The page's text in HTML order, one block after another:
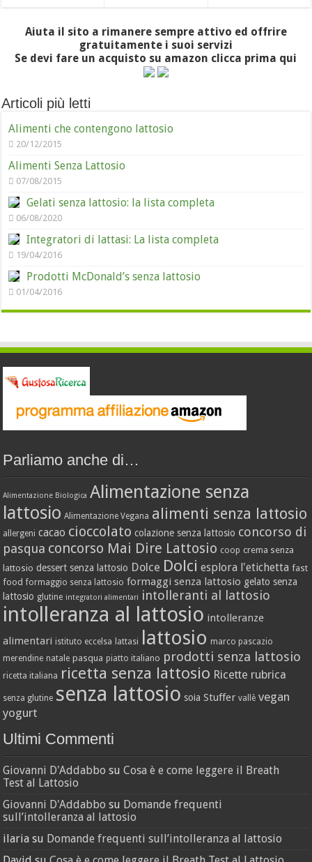
Aiuta il sito a rimanere sempre attivo ed offrire
gratuitamente i suoi servizi
Se devi fare un acquisto su amazon clicca prima qui
Articoli più letti
Alimenti che contengono lattosio
20/12/2015
Alimenti Senza Lattosio
07/08/2015
Gelati senza lattosio: la lista completa
06/08/2020
Integratori di lattasi: La lista completa
19/04/2016
Prodotti McDonald’s senza lattosio
01/04/2016
Parliamo anche di…
Alimentazione Biologica Alimentazione senza
lattosio Alimentazione Vegana alimenti senza lattosio
allergeni cacao cioccolato colazione senza lattosio concorso di
pasqua concorso Mai Dire Lattosio coop crema senza
lattosio dessert senza lattosio Dolce Dolci esplora l'etichetta fast
food formaggio senza lattosio formaggi senza lattosio gelato senza
lattosio glutine integratori alimentari intolleranti al lattosio
intolleranza al lattosio intolleranze
alimentari istituto eccelsa lattasi lattosio marco pascazio
merendine natale pasqua piatto italiano prodotti senza lattosio
ricetta italiana ricetta senza lattosio Ricette rubrica
senza glutine senza lattosio soia Stuffer vallè vegan
yogurt
Ultimi Commenti
Giovanni D'Addabbo suCosa è e come leggere il Breath
Test al Lattosio
Giovanni D'Addabbo su Domande frequenti
sull’intolleranza al lattosio
ilaria su Domande frequenti sull’intolleranza al lattosio